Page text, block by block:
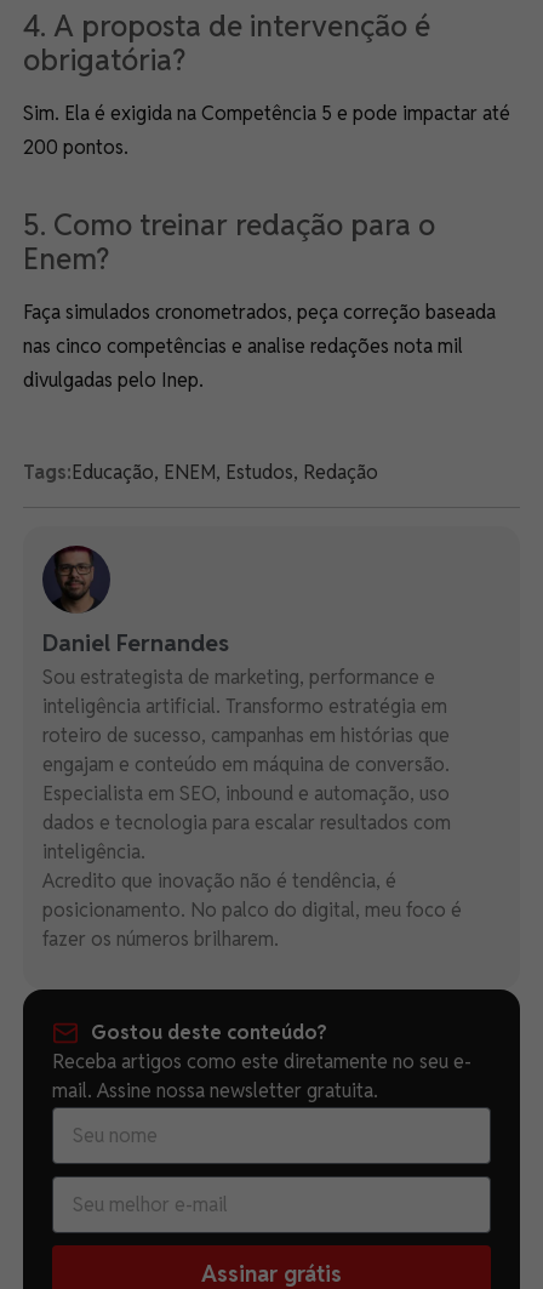
4. A proposta de intervenção é
obrigatória?
Sim. Ela é exigida na Competência 5 e pode impactar até
200 pontos.
5. Como treinar redação para o
Enem?
Faça simulados cronometrados, peça correção baseada
nas cinco competências e analise redações nota mil
divulgadas pelo Inep.
Tags:Educação, ENEM, Estudos, Redação
Daniel Fernandes
Sou estrategista de marketing, performance e
inteligência artificial. Transformo estratégia em
roteiro de sucesso, campanhas em histórias que
engajam e conteúdo em máquina de conversão.
Especialista em SEO, inbound e automação, uso
dados e tecnologia para escalar resultados com
inteligência.
Acredito que inovação não é tendência, é
posicionamento. No palco do digital, meu foco é
fazer os números brilharem.
Gostou deste conteúdo?
Receba artigos como este diretamente no seu e-
mail. Assine nossa newsletter gratuita.
Assinar grátis